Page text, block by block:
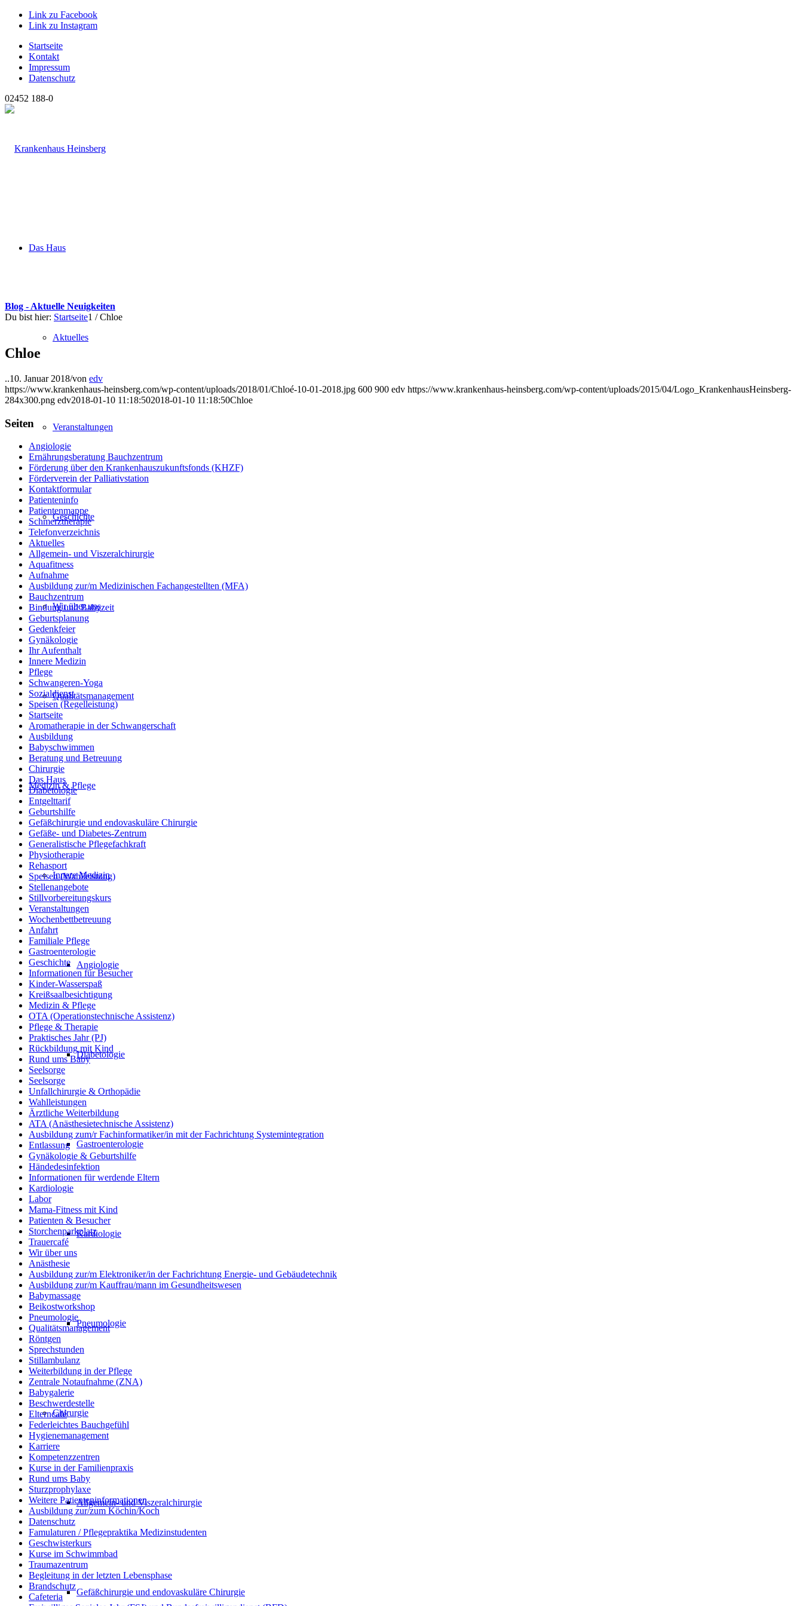
Link zu Facebook
Link zu Instagram
Startseite
Kontakt
Impressum
Datenschutz
02452 188-0
Das Haus
Aktuelles
Veranstaltungen
Geschichte
Wir über uns
Qualitätsmanagement
Medizin & Pflege
Innere Medizin
Angiologie
Diabetologie
Gastroenterologie
Kardiologie
Pneumologie
Chirurgie
Allgemein- und Viszeralchirurgie
Gefäßchirurgie und endovaskuläre Chirurgie
Blog - Aktuelle Neuigkeiten
Du bist hier: Startseite1 / Chloe
Chloe
..10. Januar 2018/von edv
https://www.krankenhaus-heinsberg.com/wp-content/uploads/2018/01/Chloé-10-01-2018.jpg 600 900 edv https://www.krankenhaus-heinsberg.com/wp-content/uploads/2015/04/Logo_KrankenhausHeinsberg-
284x300.png edv2018-01-10 11:18:502018-01-10 11:18:50Chloe
Seiten
Angiologie
Ernährungsberatung Bauchzentrum
Förderung über den Krankenhauszukunftsfonds (KHZF)
Förderverein der Palliativstation
Kontaktformular
Patienteninfo
Patientenmappe
Schmerztherapie
Telefonverzeichnis
Aktuelles
Allgemein- und Viszeralchirurgie
Aquafitness
Aufnahme
Ausbildung zur/m Medizinischen Fachangestellten (MFA)
Bauchzentrum
Bindung und Babyzeit
Geburtsplanung
Gedenkfeier
Gynäkologie
Ihr Aufenthalt
Innere Medizin
Pflege
Schwangeren-Yoga
Sozialdienst
Speisen (Regelleistung)
Startseite
Aromatherapie in der Schwangerschaft
Ausbildung
Babyschwimmen
Beratung und Betreuung
Chirurgie
Das Haus
Diabetologie
Entgelttarif
Geburtshilfe
Gefäßchirurgie und endovaskuläre Chirurgie
Gefäße- und Diabetes-Zentrum
Generalistische Pflegefachkraft
Physiotherapie
Rehasport
Speisen (Wahlleistung)
Stellenangebote
Stillvorbereitungskurs
Veranstaltungen
Wochenbettbetreuung
Anfahrt
Familiale Pflege
Gastroenterologie
Geschichte
Informationen für Besucher
Kinder-Wasserspaß
Kreißsaalbesichtigung
Medizin & Pflege
OTA (Operationstechnische Assistenz)
Pflege & Therapie
Praktisches Jahr (PJ)
Rückbildung mit Kind
Rund ums Baby
Seelsorge
Seelsorge
Unfallchirurgie & Orthopädie
Wahlleistungen
Ärztliche Weiterbildung
ATA (Anästhesietechnische Assistenz)
Ausbildung zum/r Fachinformatiker/in mit der Fachrichtung Systemintegration
Entlassung
Gynäkologie & Geburtshilfe
Händedesinfektion
Informationen für werdende Eltern
Kardiologie
Labor
Mama-Fitness mit Kind
Patienten & Besucher
Storchenparkplatz
Trauercafé
Wir über uns
Anästhesie
Ausbildung zur/m Elektroniker/in der Fachrichtung Energie- und Gebäudetechnik
Ausbildung zur/m Kauffrau/mann im Gesundheitswesen
Babymassage
Beikostworkshop
Pneumologie
Qualitätsmanagement
Röntgen
Sprechstunden
Stillambulanz
Weiterbildung in der Pflege
Zentrale Notaufnahme (ZNA)
Babygalerie
Beschwerdestelle
Elterncafé
Federleichtes Bauchgefühl
Hygienemanagement
Karriere
Kompetenzzentren
Kurse in der Familienpraxis
Rund ums Baby
Sturzprophylaxe
Weitere Patienteninformationen
Ausbildung zur/zum Köchin/Koch
Datenschutz
Famulaturen / Pflegepraktika Medizinstudenten
Geschwisterkurs
Kurse im Schwimmbad
Traumazentrum
Begleitung in der letzten Lebensphase
Brandschutz
Cafeteria